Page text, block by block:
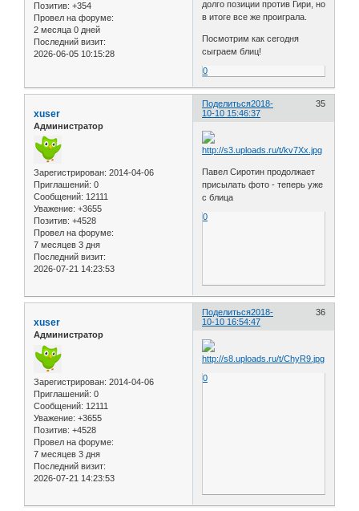
Позитив: +354
Провел на форуме:
2 месяца 0 дней
Последний визит:
2026-06-05 10:15:28
долго позиции против Гири, но
в итоге все же проиграла.
Посмотрим как сегодня
сыграем блиц!
0
Поделиться 35
2018-
10-10 15:46:37
xuser
Администратор
Зарегистрирован: 2014-04-06
Приглашений: 0
Сообщений: 12111
Уважение: +3655
Позитив: +4528
Провел на форуме:
7 месяцев 3 дня
Последний визит:
2026-07-21 14:23:53
Павел Сиротин продолжает
присылать фото - теперь уже
с блица
0
Поделиться 36
2018-
10-10 16:54:47
xuser
Администратор
Зарегистрирован: 2014-04-06
Приглашений: 0
Сообщений: 12111
Уважение: +3655
Позитив: +4528
Провел на форуме:
7 месяцев 3 дня
Последний визит:
2026-07-21 14:23:53
0